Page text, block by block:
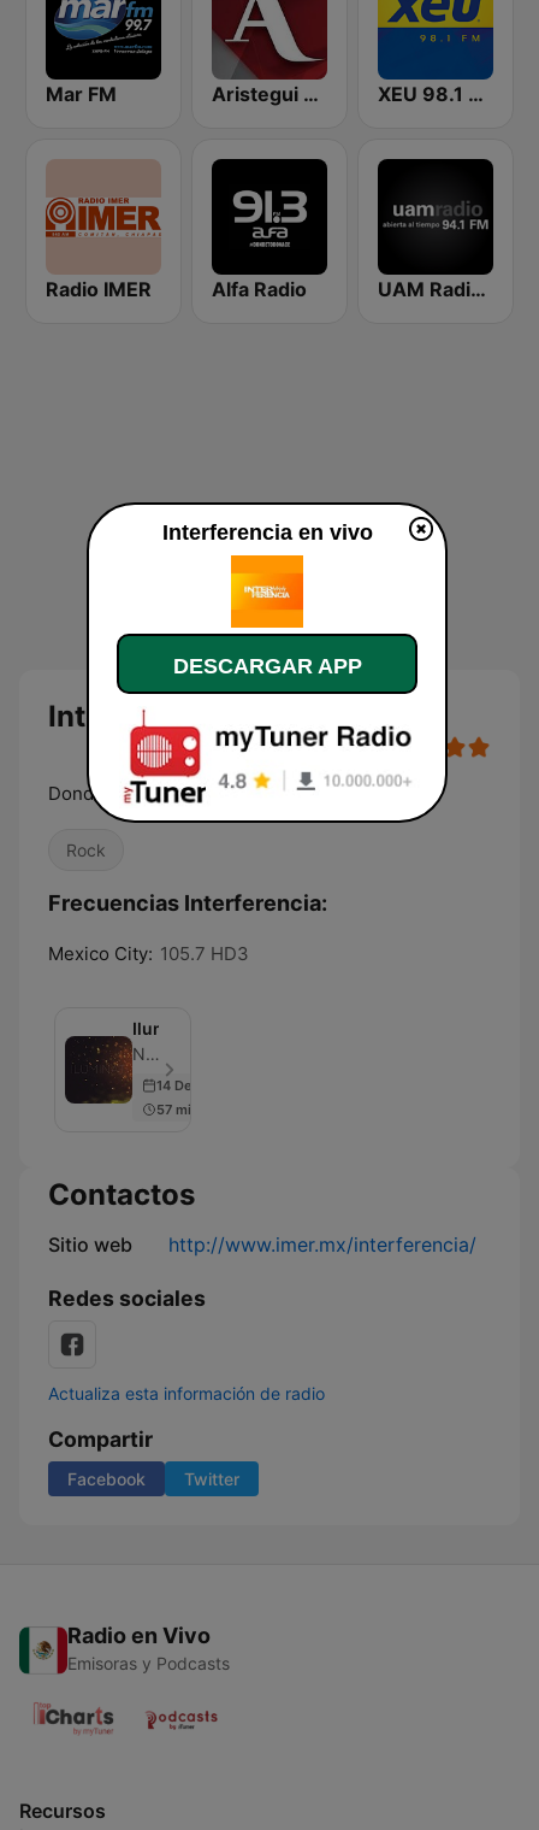
Mar FM Aristegui Noticias XEU 98.1 FM
Radio IMER Alfa Radio UAM Radio 94.1
Interferencia en vivo
Donde el rock iberoamericano vive.
Rock
Frecuencias Interferencia:
Mexico City: 105.7 HD3
Iluminat
Natalia Szendro - Episodio 3
14 Dec 2018
57 min
Contactos
Sitio web http://www.imer.mx/interferencia/
Redes sociales
Actualiza esta información de radio
Compartir
Facebook Twitter
Radio en Vivo
Emisoras y Podcasts
Recursos
Interferencia en vivo
DESCARGAR APP